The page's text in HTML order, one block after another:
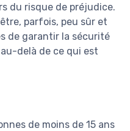
du risque de préjudice.
parfois, peu sûr et
de garantir la sécurité
delà de ce qui est
de moins de 15 ans